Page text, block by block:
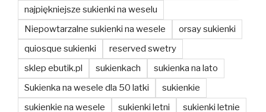
najpiękniejsze sukienki na weselu
Niepowtarzalne sukienki na wesele
orsay sukienki
quiosque sukienki
reserved swetry
sklep ebutik.pl
sukienkach
sukienka na lato
Sukienka na wesele dla 50 latki
sukienkie
sukienkie na wesele
sukienki letni
sukienki letnie